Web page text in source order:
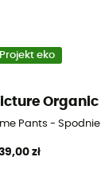
Projekt eko
Pants -
zł